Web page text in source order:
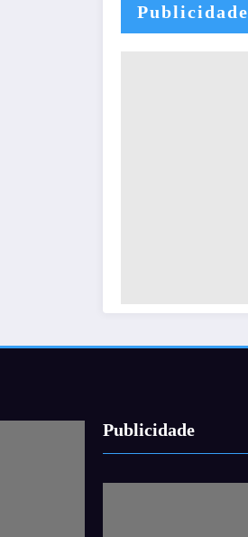
Publicidade
Publicidade